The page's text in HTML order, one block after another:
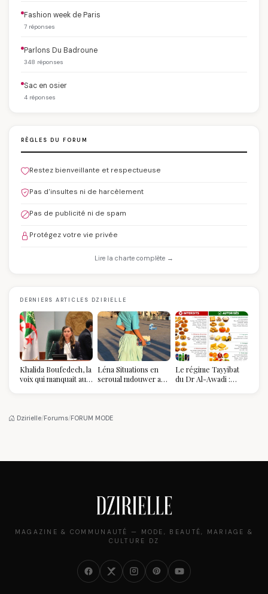
Fashion week de Paris
7 réponses
Parlons Du Badroune
348 réponses
Sac en osier
4 réponses
RÈGLES DU FORUM
Restez bienveillante et respectueuse
Pas d'insultes ni de harcèlement
Pas de publicité ni de spam
Protégez votre vie privée
Lire la charte complète →
DERNIERS ARTICLES DZIRIELLE
Khalida Boufedech, la
voix qui manquait au
Léna Situations en
seroual mdouwer au
pièce mode de l'été
Le régime Tayyibat
du Dr Al-Awadi :
Dzirielle/Forums/FORUM MODE
MAGAZINE & COMMUNAUTÉ — MODE, BEAUTÉ, MARIAGE &
CULTURE DZ